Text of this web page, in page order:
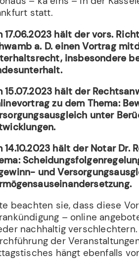
statt.
17.06.2023 hält der vors.
a. D. einen Vortrag
insbesondere
15.07.2023 hält der
zu dem Thema:
unter
14.10.2023 hält der Notar Dr.
und
beachten sie, dass diese
– online
nachhaltig
der
hängt ebenfalls